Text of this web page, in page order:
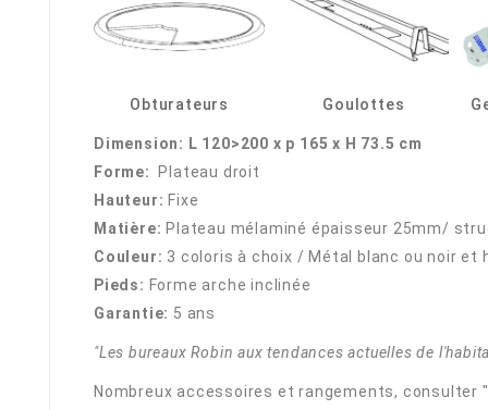
Obturateurs Goulottes
Dimension: L 120>200 x p 165 x H 73.5 cm
Forme:
Plateau droit
Hauteur: Fixe
Matière: Plateau mélaminé épaisseur 25mm/
Couleur: 3 coloris à choix / Métal blanc ou noir et
Pieds: Forme arche inclinée
Garantie: 5 ans
"Les bureaux Robin aux tendances actuelles de
Nombreux accessoires et rangements, consulter